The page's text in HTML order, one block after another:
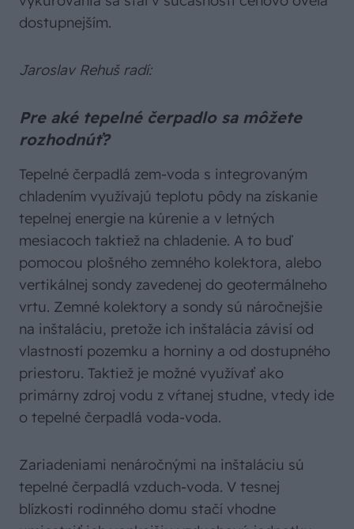
dostupnejším.
Jaroslav Rehuš radí:
Pre aké tepelné čerpadlo sa môžete
rozhodnúť?
Tepelné čerpadlá zem-voda s integrovaným
chladením využívajú teplotu pôdy na získanie
tepelnej energie na kúrenie a v letných
mesiacoch taktiež na chladenie. A to buď
pomocou plošného zemného kolektora, alebo
vertikálnej sondy zavedenej do geotermálneho
vrtu. Zemné kolektory a sondy sú náročnejšie
na inštaláciu, pretože ich inštalácia závisí od
vlastností pozemku a horniny a od dostupného
priestoru. Taktiež je možné využívať ako
primárny zdroj vodu z vŕtanej studne, vtedy ide
o tepelné čerpadlá voda-voda.
Zariadeniami nenáročnými na inštaláciu sú
tepelné čerpadlá vzduch-voda. V tesnej
blízkosti rodinného domu stačí vhodne